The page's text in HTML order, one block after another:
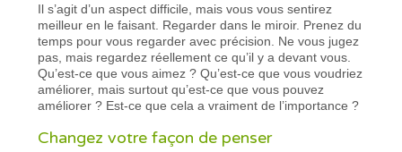
Il s’agit d’un aspect difficile, mais vous vous sentirez
meilleur en le faisant. Regarder dans le miroir. Prenez du
temps pour vous regarder avec précision. Ne vous jugez
pas, mais regardez réellement ce qu’il y a devant vous.
Qu’est-ce que vous aimez ? Qu’est-ce que vous voudriez
améliorer, mais surtout qu’est-ce que vous pouvez
améliorer ? Est-ce que cela a vraiment de l’importance ?
Changez votre façon de penser